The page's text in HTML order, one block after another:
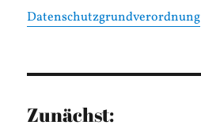
Datenschutzgrundverordnung
Zunächst: